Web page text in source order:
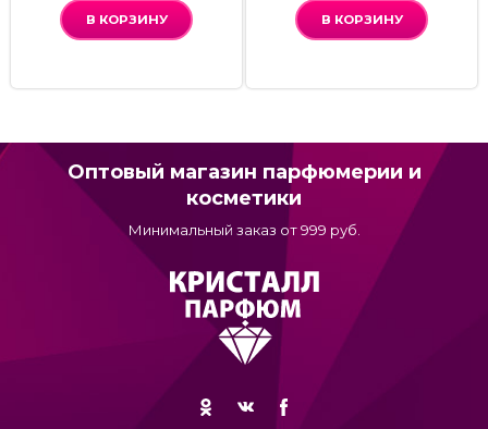
В КОРЗИНУ В КОРЗИНУ
Оптовый магазин парфюмерии и
косметики
Минимальный заказ от 999 руб.